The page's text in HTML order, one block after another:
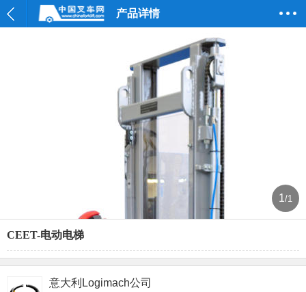
产品详情
1/1
CEET-电动电梯
意大利Logimach公司